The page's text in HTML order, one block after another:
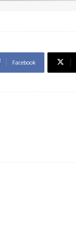
Facebook